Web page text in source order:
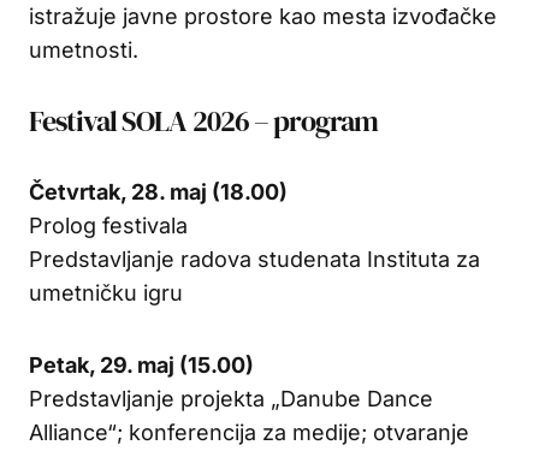
istražuje javne prostore kao mesta izvođačke
umetnosti.
Festival SOLA 2026 – program
Četvrtak, 28. maj (18.00)
Prolog festivala
Predstavljanje radova studenata Instituta za
umetničku igru
Petak, 29. maj (15.00)
Predstavljanje projekta „Danube Dance
Alliance“; konferencija za medije; otvaranje